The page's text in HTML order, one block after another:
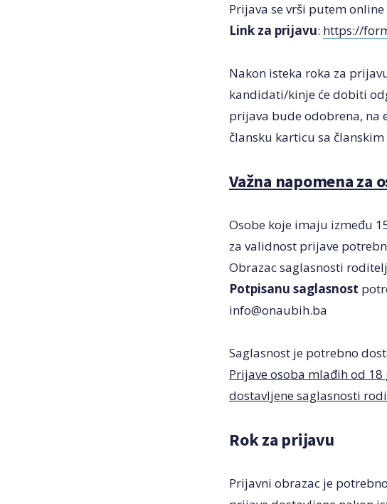
Prijava se vrši putem
Link za prijavu: https://
Nakon isteka roka za
kandidati/kinje će dobiti
prijava bude odobrena, na
člansku karticu sa
Važna napomena za
Osobe koje imaju između
za validnost prijave
Obrazac saglasnosti
Potpisanu saglasnost
info@onaubih.ba
Saglasnost je potrebno
Prijave osoba mlađih od
dostavljene saglasnosti
Rok za prijavu
Prijavni obrazac je